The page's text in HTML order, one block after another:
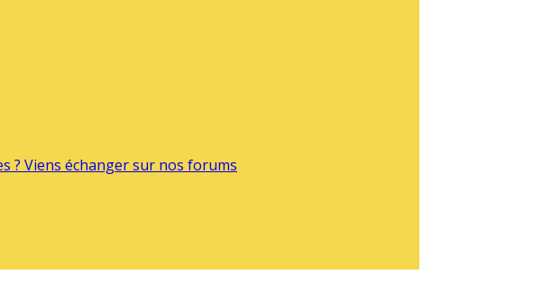
? Viens échanger sur nos forums